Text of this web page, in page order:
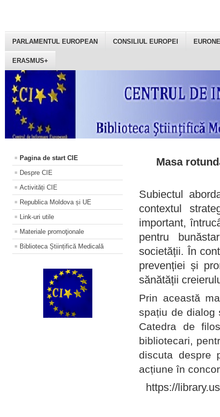
PARLAMENTUL EUROPEAN CONSILIUL EUROPEI
ERASMUS+
Pagina de start CIE
Despre CIE
Activități CIE
Republica Moldova și UE
Link-uri utile
Materiale promoţionale
Biblioteca Științifică Medicală
Masa
Subiectul
contextul
important,
pentru
societății. În
prevenției și
sănătății
Prin această
spațiu de dialog
Catedra de
bibliotecari,
discuta despre
acțiune în
https://